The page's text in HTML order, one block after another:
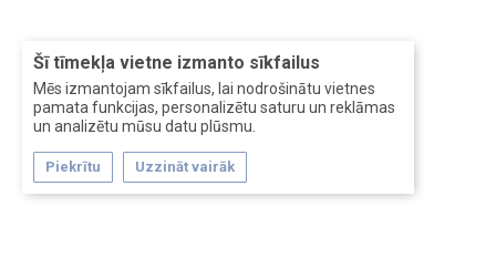
Šī tīmekļa vietne izmanto sīkfailus
Mēs izmantojam sīkfailus, lai nodrošinātu vietnes
pamata funkcijas, personalizētu saturu un reklāmas
un analizētu mūsu datu plūsmu.
Piekrītu Uzzināt vairāk